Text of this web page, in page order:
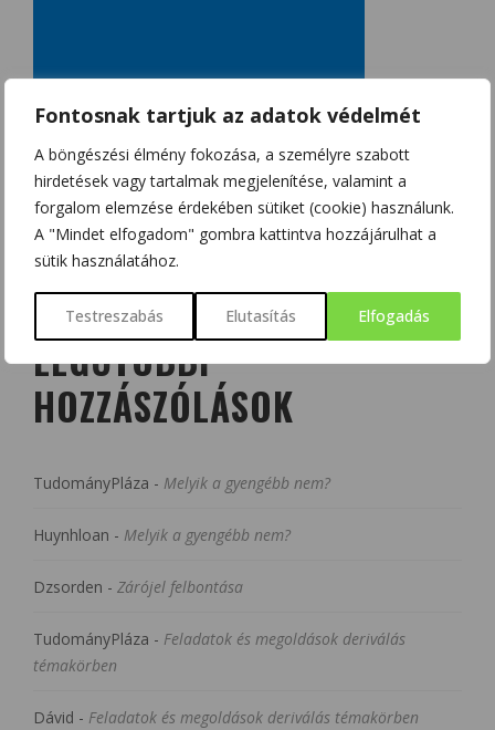
Fontosnak tartjuk az adatok védelmét
A böngészési élmény fokozása, a személyre szabott
hirdetések vagy tartalmak megjelenítése, valamint a
forgalom elemzése érdekében sütiket (cookie) használunk.
A "Mindet elfogadom" gombra kattintva hozzájárulhat a
sütik használatához.
Testreszabás Elutasítás Elfogadás
LEGUTÓBBI
HOZZÁSZÓLÁSOK
TudományPláza - Melyik a gyengébb nem?
Huynhloan - Melyik a gyengébb nem?
Dzsorden - Zárójel felbontása
TudományPláza - Feladatok és megoldások deriválás
témakörben
Dávid - Feladatok és megoldások deriválás témakörben